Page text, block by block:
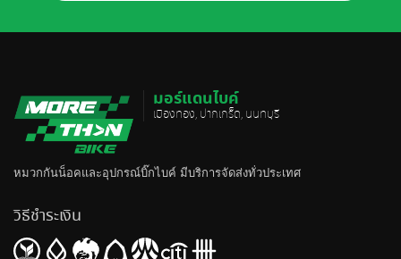
มอร์แดนไบค์
เมืองทอง, ปากเกร็ด, นนทบุรี
หมวกกันน็อคและอุปกรณ์บิ๊กไบค์ มีบริการจัดส่งทั่วประเทศ
วิธีชำระเงิน